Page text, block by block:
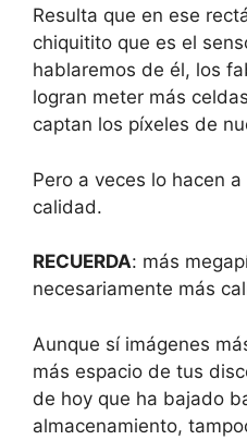
Resulta que en ese
chiquitito que es el
hablaremos de él, los
logran meter más
captan los píxeles de
Pero a veces lo hacen
calidad.
RECUERDA: más
necesariamente más
Aunque sí imágenes
más espacio de tus
de hoy que ha bajado
almacenamiento,